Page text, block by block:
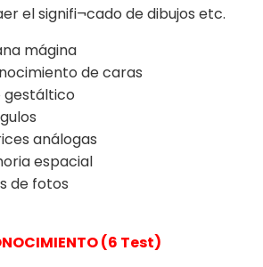
el signifi¬cado de dibujos etc.
mágina
de caras
gestáltico
análogas
espacial
de fotos
(6 Test)